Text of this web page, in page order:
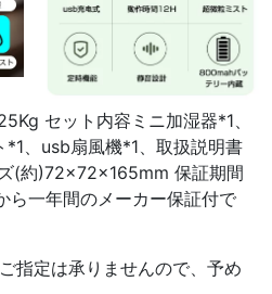
セット内容ミニ加湿器*1、
、usb扇風機*1、取扱説明書
(約)72×72×165mm 保証期間
ら一年間のメーカー保証付で
指定は承りませんので、予め